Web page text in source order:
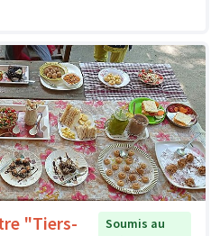
"Tiers-
Soumis au